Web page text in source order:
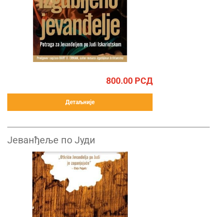
800.00 РСД
Детаљније
Јеванђеље по Јуди